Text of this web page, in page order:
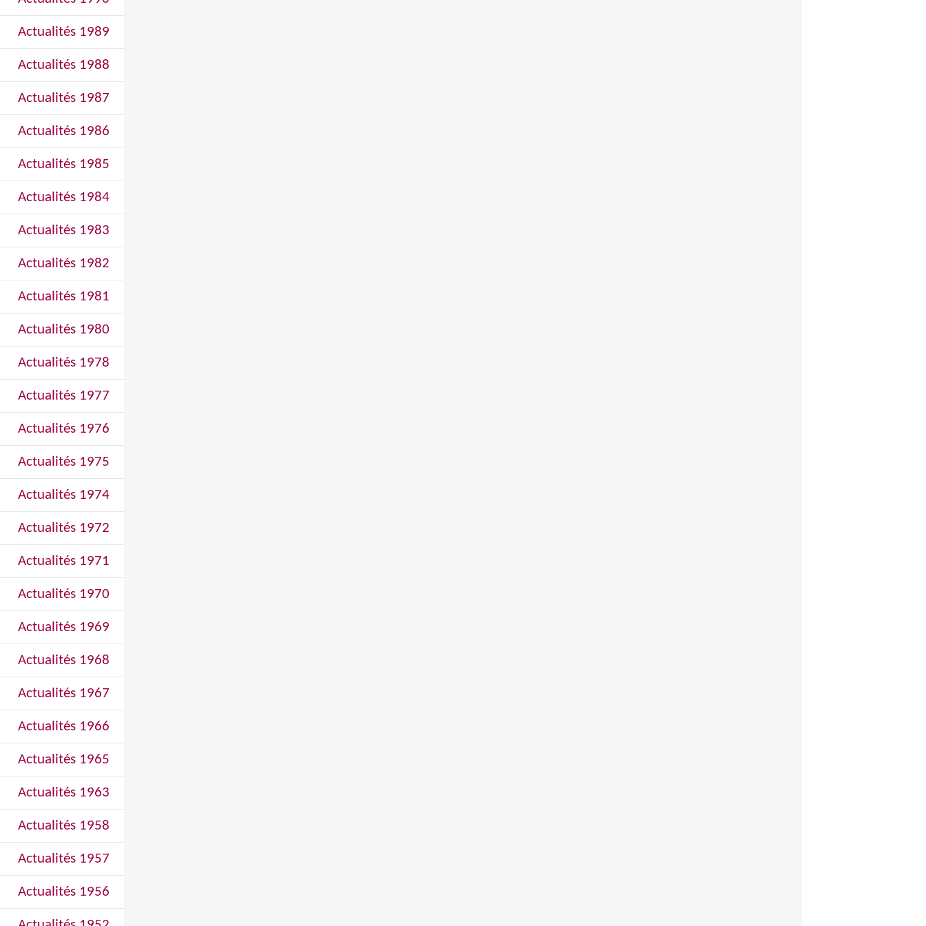
Actualités 1989
Actualités 1988
Actualités 1987
Actualités 1986
Actualités 1985
Actualités 1984
Actualités 1983
Actualités 1982
Actualités 1981
Actualités 1980
Actualités 1978
Actualités 1977
Actualités 1976
Actualités 1975
Actualités 1974
Actualités 1972
Actualités 1971
Actualités 1970
Actualités 1969
Actualités 1968
Actualités 1967
Actualités 1966
Actualités 1965
Actualités 1963
Actualités 1958
Actualités 1957
Actualités 1956